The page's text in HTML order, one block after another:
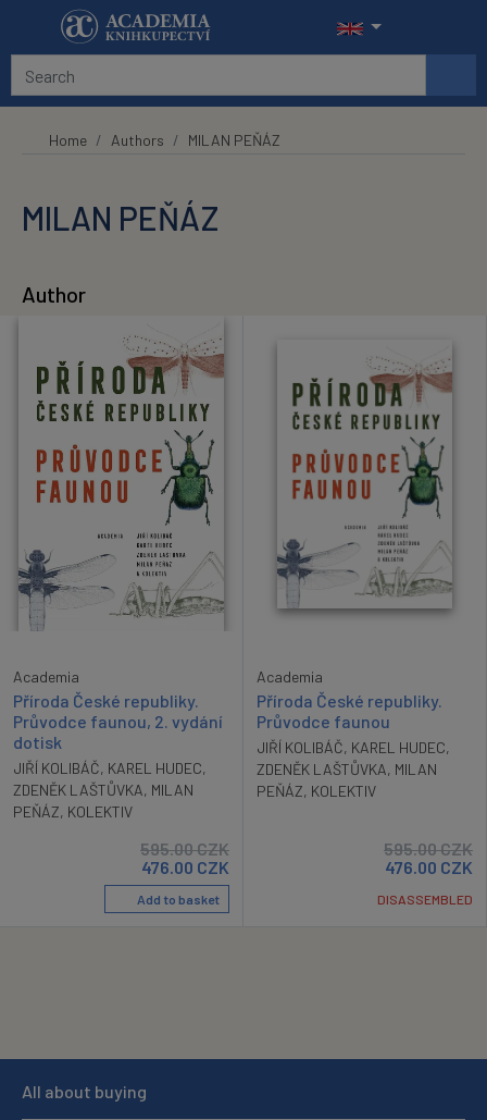
Skip to main content
Home Authors MILAN PEŇÁZ
MILAN PEŇÁZ
Author
Academia
Příroda České republiky.
Průvodce faunou, 2. vydání
dotisk
JIŘÍ KOLIBÁČ, KAREL HUDEC,
ZDENĚK LAŠTŮVKA, MILAN
PEŇÁZ, KOLEKTIV
595.00CZK
476.00 CZK
Add to basket
Academia
Příroda České republiky.
Průvodce faunou
JIŘÍ KOLIBÁČ, KAREL HUDEC,
ZDENĚK LAŠTŮVKA, MILAN
PEŇÁZ, KOLEKTIV
595.00CZK
476.00 CZK
DISASSEMBLED
All about buying